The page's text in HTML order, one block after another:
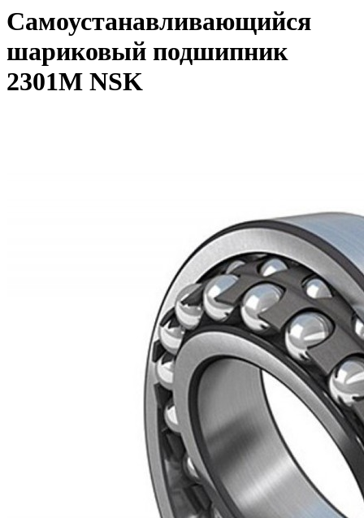
Самоустанавливающийся
шариковый подшипник
2301M NSK